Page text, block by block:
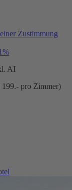
Zustimmung
AI
pro Zimmer)